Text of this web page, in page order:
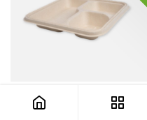
Bandeja con tres
divisiones 1100 ml